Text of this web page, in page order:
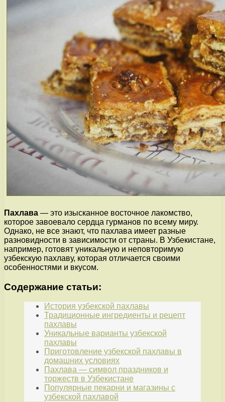
Пахлава — это изысканное восточное лакомство,
которое завоевало сердца гурманов по всему миру.
Однако, не все знают, что пахлава имеет разные
разновидности в зависимости от страны. В Узбекистане,
например, готовят уникальную и неповторимую
узбекскую пахлаву, которая отличается своими
особенностями и вкусом.
Содержание статьи:
История узбекской пахлавы
Традиционные ингредиенты и рецепт
пахлавы
Уникальные варианты узбекской
пахлавы
Приготовление узбекской пахлавы в
домашних условиях
Пахлава — символ праздников и
торжеств в Узбекистане
Популярные пекарни и магазины с
узбекской пахлавой